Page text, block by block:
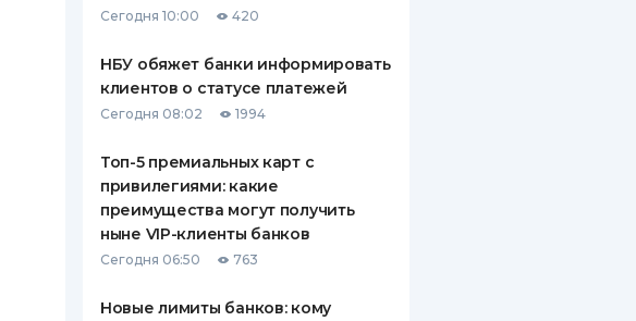
СТРАХОВАНИЮ
ВСЕ СТРАХОВЫЕ ПОЛИСЫ
ОТЗЫВЫ О СТРАХОВЫХ
КОМПАНИЯХ
Сегодня 10:00 420
НБУ обяжет банки информировать
клиентов о статусе платежей
Сегодня 08:02 1994
Топ-5 премиальных карт с
привилегиями: какие
преимущества могут получить
ныне VIP-клиенты банков
Сегодня 06:50 763
Новые лимиты банков: кому